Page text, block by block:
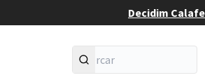
Decidim